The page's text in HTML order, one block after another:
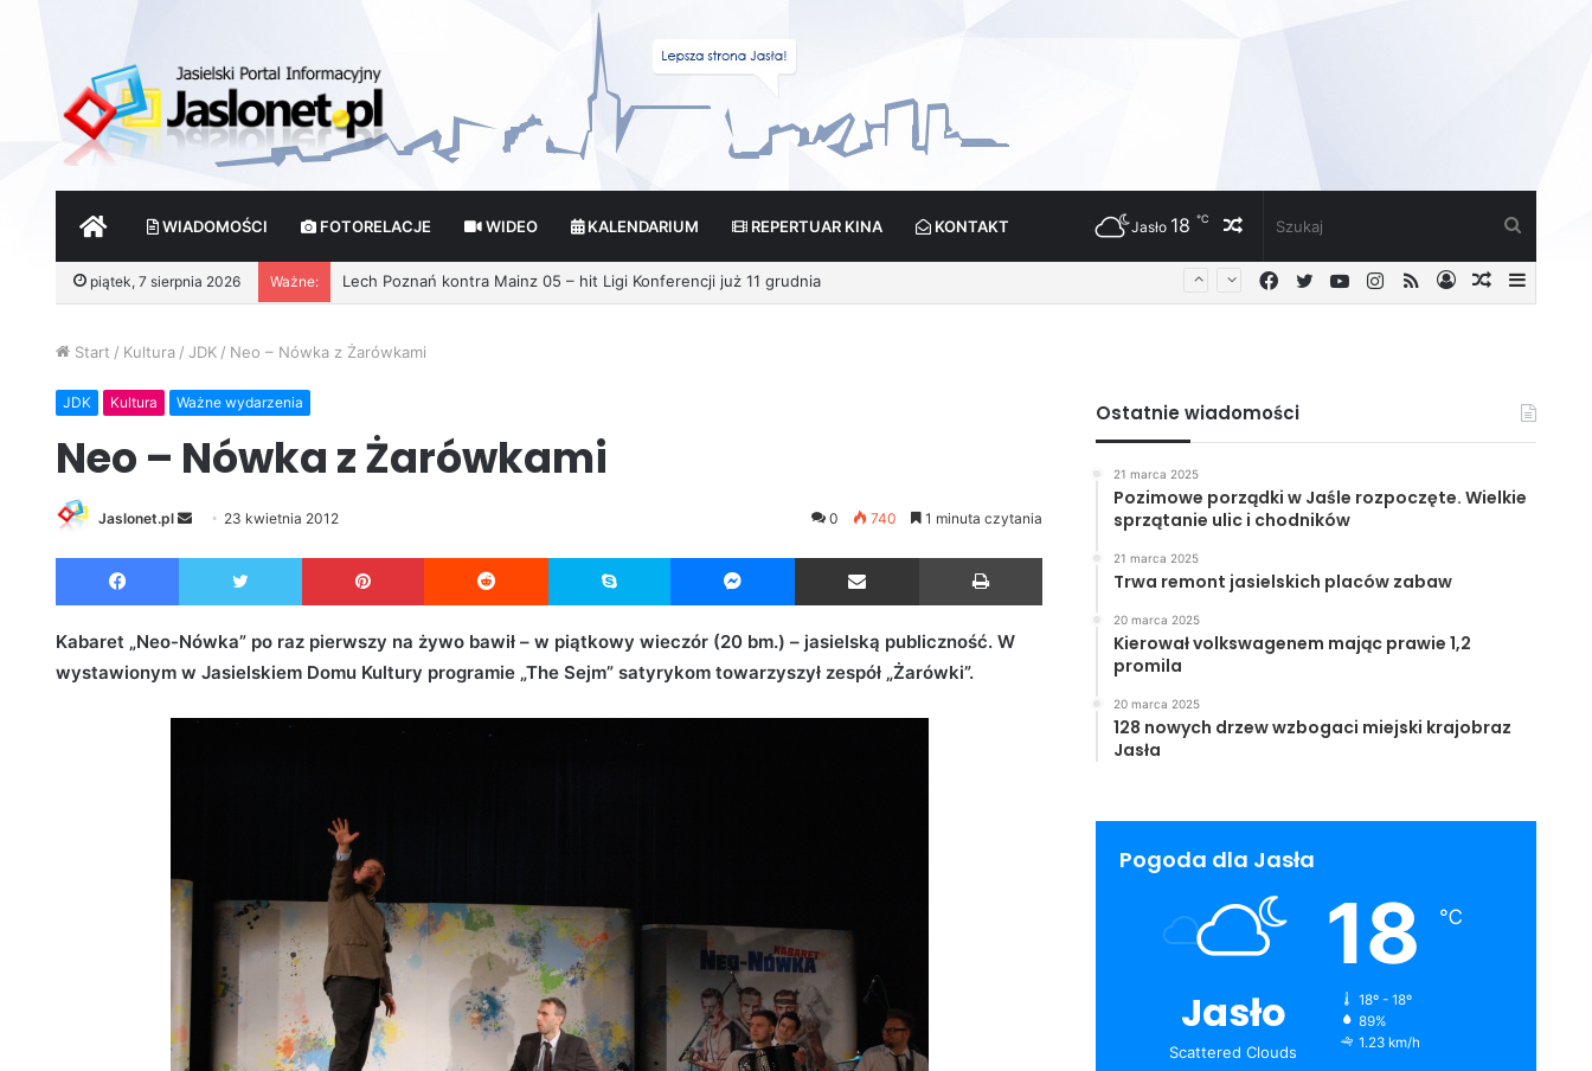
START WIADOMOŚCI FOTORELACJE WIDEO KALENDARIUM REPERTUAR KINA KONTAKT Losowy
artykuł
Jasło 18 ℃
piątek, 7 sierpnia 2026 Ważne:
Losowy
Zaloguj
RSS
Instagram
YouTube
Twitter
Facebook
Start / Kultura / JDK / Neo – Nówka z Żarówkami
JDK Kultura Ważne wydarzenia
Neo – Nówka z Żarówkami
Jaslonet.pl
d
a
m
23 kwietnia 2012 0 740 1 minuta czytania
Facebook Twitter Pinterest Reddit Skype Messenger Udostępnij przez Email
Kabaret „Neo-Nówka” po raz pierwszy na żywo bawił – w piątkowy wieczór (20 bm.) – jasielską publiczność. W
wystawionym w Jasielskiem Domu Kultury programie „The Sejm” satyrykom towarzyszył zespół „Żarówki”.
Ostatnie wiadomości
21 marca 2025
Pozimowe porządki w Jaśle rozpoczęte. Wielkie
sprzątanie ulic i chodników
21 marca 2025
Trwa remont jasielskich placów zabaw
20 marca 2025
Kierował volkswagenem mając prawie 1,2
promila
20 marca 2025
128 nowych drzew wzbogaci miejski krajobraz
Jasła
Pogoda dla Jasła
Jasło
Scattered Clouds
18 ℃
18º - 18º
89%
1.23 km/h